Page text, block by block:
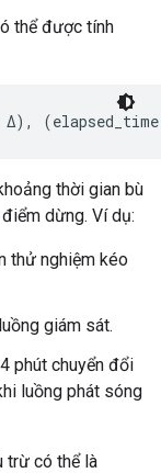
thể được tính
Δ),
thời gian bù
dừng. Ví dụ:
thử nghiệm kéo
giám sát.
phút chuyển đổi
luồng phát sóng
trừ có thể là